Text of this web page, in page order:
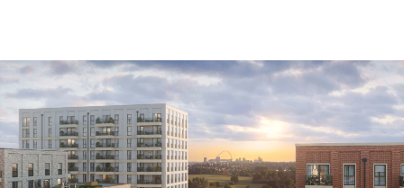
首頁
關於我們
我們的發展項目